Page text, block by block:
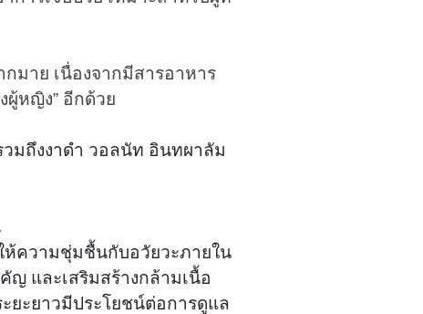
มาย เนื่องจากมีสารอาหาร
ผู้หญิง” อีกด้วย
มถึงงาดำ วอลนัท อินทผาลัม
ห้ความชุ่มชื้นกับอวัยวะภายใน
ญ และเสริมสร้างกล้ามเนื้อ
ยะยาวมีประโยชน์ต่อการดูแล